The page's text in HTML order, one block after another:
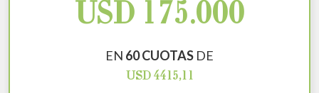
USD 175.000
EN 60 CUOTAS DE
USD 4415,11